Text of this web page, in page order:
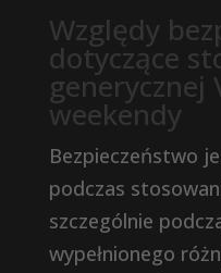
Względy
dotyczące
generycznej
weekendy
Bezpieczeństwo
podczas
szczególnie
wypełnionego